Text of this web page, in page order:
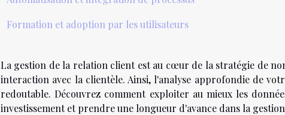
Formation et adoption par les utilisateurs
La gestion de la relation client est au cœur de la stratégie de
interaction avec la clientèle. Ainsi, l'analyse approfondie de
redoutable. Découvrez comment exploiter au mieux les
investissement et prendre une longueur d'avance dans la